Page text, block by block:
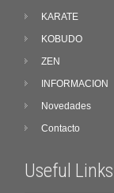
KARATE
KOBUDO
ZEN
INFORMACION
Novedades
Contacto
Useful Links